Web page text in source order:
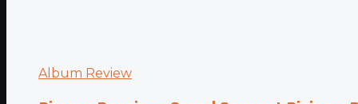
Album Review